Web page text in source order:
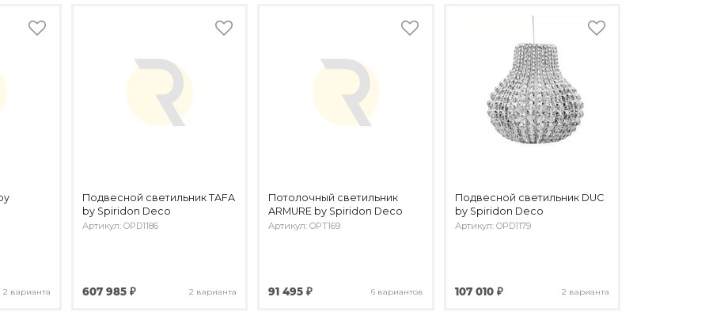
2 варианта
Подвесной светильник TAFA
by Spiridon Deco
Артикул: OPD1186
607 985 ₽ 2 варианта
Потолочный светильник
ARMURE by Spiridon Deco
Артикул: OPT169
91 495 ₽ 6 вариантов
Подвесной светильник DUC
by Spiridon Deco
Артикул: OPD1179
107 010 ₽ 2 варианта